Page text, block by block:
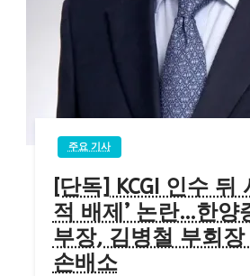
주요 기사
[단독] KCGI 인수 뒤
적 배제’ 논란…한양
부장, 김병철 부회장
손배소